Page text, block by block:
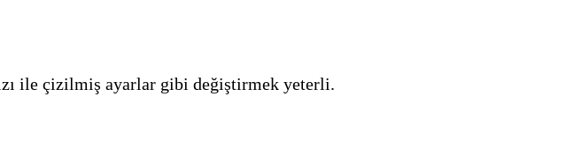
ile çizilmiş ayarlar gibi değiştirmek yeterli.